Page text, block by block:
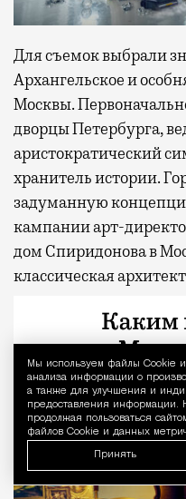
Мы используем файлы Сookie
анализа информации о
а также для улучшения и
предоставления информации.
продолжая пользоваться
файлов Cookie и данных
Принять
Для съемок выбрали
Архангельское и
Москвы.
дворцы Петербурга,
аристократический
хранитель истории.
задуманную
кампании арт-
дом Спиридонова в
классическая
и остановиться все
Москвы и Московской